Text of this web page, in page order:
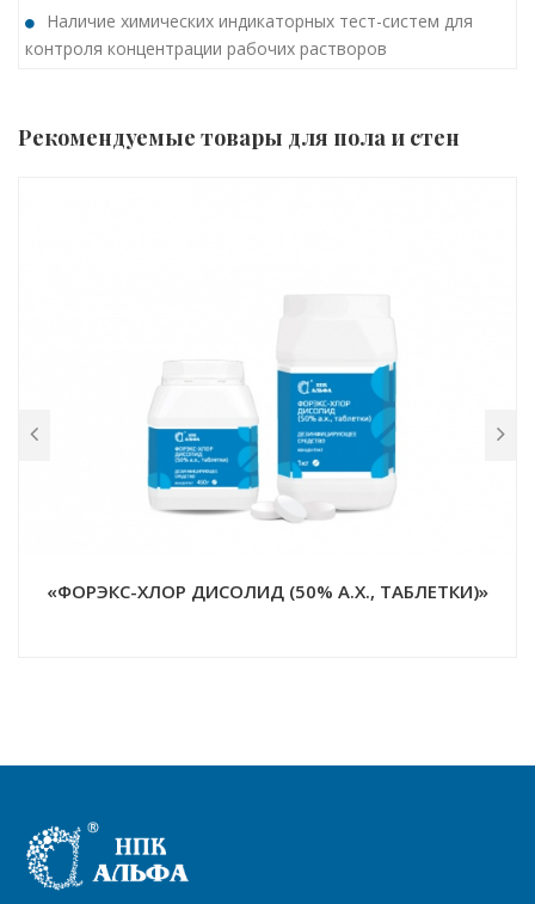
Наличие химических индикаторных тест-систем для
контроля концентрации рабочих растворов
Рекомендуемые товары для пола и стен
«ФОРЭКС-ХЛОР ДИСОЛИД (50% А.Х., ТАБЛЕТКИ)»